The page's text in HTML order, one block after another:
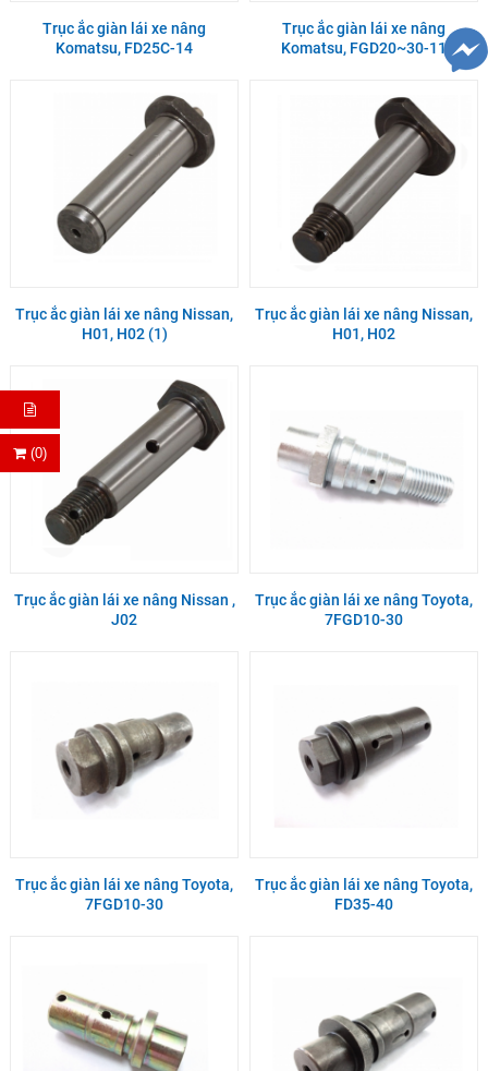
(0)
Trục ắc giàn lái xe nâng
Komatsu, FD25C-14
Trục ắc giàn lái xe nâng
Komatsu, FGD20~30-11
Trục ắc giàn lái xe nâng Nissan,
H01, H02 (1)
Trục ắc giàn lái xe nâng Nissan,
H01, H02
Trục ắc giàn lái xe nâng Nissan ,
J02
Trục ắc giàn lái xe nâng Toyota,
7FGD10-30
Trục ắc giàn lái xe nâng Toyota,
7FGD10-30
Trục ắc giàn lái xe nâng Toyota,
FD35-40